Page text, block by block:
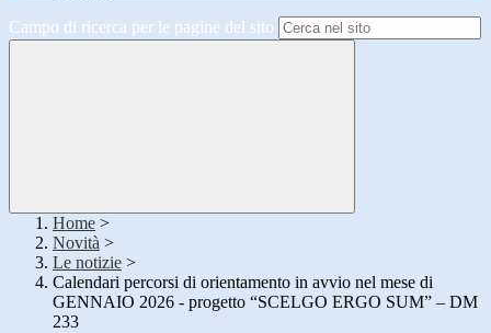
Campo di ricerca per le pagine del sito
Home >
Novità >
Le notizie >
Calendari percorsi di orientamento in avvio nel mese di
GENNAIO 2026 - progetto “SCELGO ERGO SUM” – DM
233